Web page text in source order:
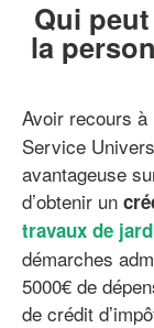
Qui
la
Avoir recours à
Service
avantageuse
d’obtenir un
travaux de
démarches
5000€ de
de crédit